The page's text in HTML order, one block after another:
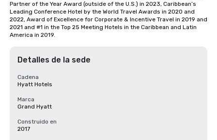
Partner of the Year Award (outside of the U.S.) in 2023, Caribbean’s
Leading Conference Hotel by the World Travel Awards in 2020 and
2022, Award of Excellence for Corporate & Incentive Travel in 2019 and
2021 and #1 in the Top 25 Meeting Hotels in the Caribbean and Latin
America in 2019.
Detalles de la sede
Cadena
Hyatt Hotels
Marca
Grand Hyatt
Construido en
2017